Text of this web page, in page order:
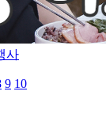
사
9 10